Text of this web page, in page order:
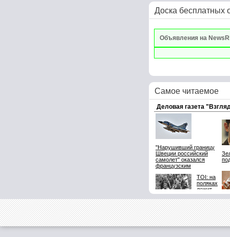
Доска бесплатных
Объявления на
Самое читаемое